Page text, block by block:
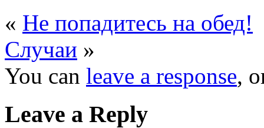
« Не попадитесь на обед!
Случаи »
You can leave a response,
Leave a Reply